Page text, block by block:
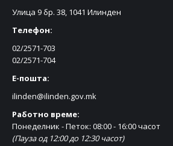
Улица 9 бр. 38, 1041 Илинден
Телефон:
02/2571-703
02/2571-704
Е-пошта:
ilinden@ilinden.gov.mk
Работно време:
Понеделник - Петок: 08:00 - 16:00 часот
(Пауза од 12:00 до 12:30 часот)